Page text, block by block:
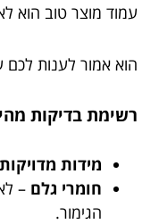
עמוד מוצר טוב הוא
הוא אמור לענות
רשימת בדיקות
מידות מדויקות
חומרי גלם –
הגימור.